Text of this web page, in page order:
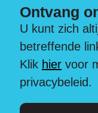
Ontvang
U kunt zich
betreffende
Klik hier voor
privacybeleid.